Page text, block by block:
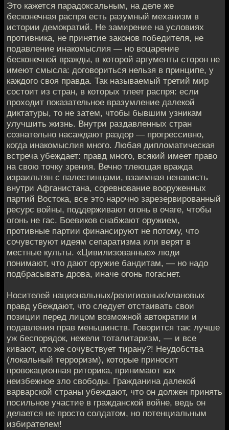
Это кажется парадоксальным, на деле же
бесконечная распря есть разумный механизм в
истории демократий. Не замирение на условиях
противника, не принятие законов победителя, не
подавление инакомыслия — но воцарение
бесконечной вражды, в которой аргументы сторон не
имеют смысла: договориться нельзя в принципе, у
каждого своя правда. Так называемый третий мир
состоит из стран, в которых тлеет распря: если
проходит показательное вразумление далекой
диктатуры, то не затем, чтобы бывшим узникам
улучшить жизнь. Внутри раздавленных стран
сознательно насаждают раздор — прогрессивно,
когда инакомыслия много. Любая дипломатическая
встреча убеждает: правд много, всякий имеет право
на свою точку зрения. Вечно тлеющая вражда
израильтян с палестинцами, взаимная ненависть
внутри Афганистана, соревнование вооруженных
партий Востока, все это нарочно зарезервированный
ресурс войны, поддерживают огонь в очаге, чтобы
огонь не гас. Боевиков снабжают оружием,
противные партии финансируют не потому, что
сочувствуют идеям сепаратизма или верят в
местные культы. «Цивилизованные» люди
понимают, что дают оружие бандитам, — но надо
подбрасывать дрова, иначе огонь погаснет.
Носителей национальных/религиозных/клановых
правд убеждают, что следует отстаивать свои
позиции перед лицом возможной автократии и
подавления прав меньшинств. Говорится так: лучше
уж беспорядок, нежели тоталитаризм, — и все
кивают, кто же сочувствует тирану?! Неудобства
(локальный терроризм), которые приносит
провокационная риторика, принимают как
неизбежное зло свободы. Гражданина далекой
варварской страны убеждают, что он должен принять
посильное участие в гражданской войне, ведь он
делается не просто солдатом, но потенциальным
избирателем!